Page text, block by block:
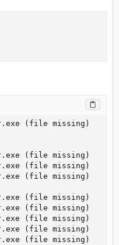
(file missing)
(file missing)
(file missing)
(file missing)
(file missing)
(file missing)
(file missing)
(file missing)
(file missing)